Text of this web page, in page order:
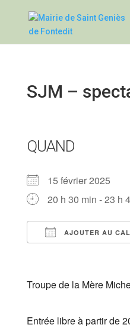
SJM –
QUAND
15 février 2025
20 h 30 min - 23 h
AJOUTER AU
Troupe de la Mère
Entrée libre à partir de